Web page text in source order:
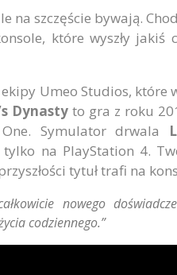
na szczęście bywają.
które wyszły
Umeo Studios, które
Dynasty to gra z roku
Symulator drwala
na PlayStation 4.
tytuł trafi na
nowego
codziennego.”